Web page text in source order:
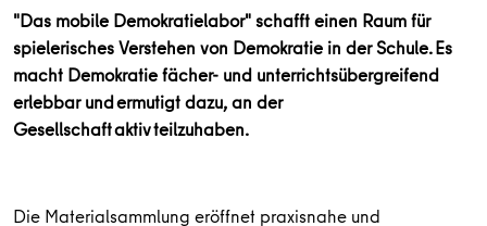
"Das mobile Demokratielabor" schafft einen Raum für
spielerisches Verstehen von Demokratie in der Schule. Es
macht Demokratie fächer- und unterrichtsübergreifend
erlebbar und ermutigt dazu, an der
Gesellschaft aktiv teilzuhaben.
Die Materialsammlung eröffnet praxisnahe und